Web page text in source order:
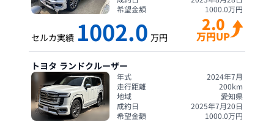
希望金額
1000.0万円
セルカ実績 1002.0 万円
2.0
万円UP
トヨタ ランドクルーザー
年式
2024年7月
走行距離
200km
地域
愛知県
成約日
2025年7月20日
希望金額
1000.0万円